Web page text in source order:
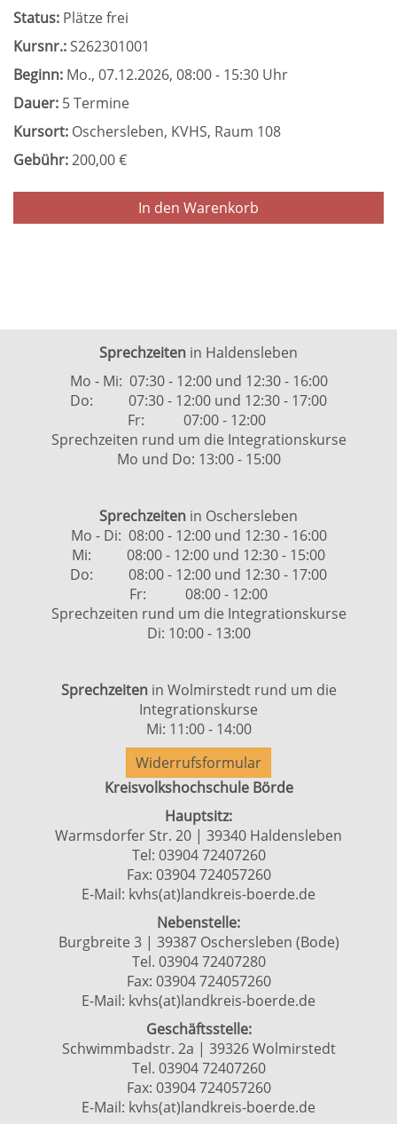
Status: Plätze frei
Kursnr.:S262301001
Beginn: Mo., 07.12.2026, 08:00 - 15:30 Uhr
Dauer: 5 Termine
Kursort: Oschersleben, KVHS, Raum 108
Gebühr:200,00 €
In den Warenkorb
Sprechzeiten in Haldensleben
Mo - Mi: 07:30 - 12:00 und 12:30 - 16:00
Do: 07:30 - 12:00 und 12:30 - 17:00
Fr: 07:00 - 12:00
Sprechzeiten rund um die Integrationskurse
Mo und Do: 13:00 - 15:00
Sprechzeiten in Oschersleben
Mo - Di: 08:00 - 12:00 und 12:30 - 16:00
Mi: 08:00 - 12:00 und 12:30 - 15:00
Do: 08:00 - 12:00 und 12:30 - 17:00
Fr: 08:00 - 12:00
Sprechzeiten rund um die Integrationskurse
Di: 10:00 - 13:00
Sprechzeiten in Wolmirstedt rund um die
Integrationskurse
Mi: 11:00 - 14:00
Widerrufsformular
Kreisvolkshochschule Börde
Hauptsitz:
Warmsdorfer Str. 20 | 39340 Haldensleben
Tel: 03904 72407260
Fax: 03904 724057260
E-Mail: kvhs(at)landkreis-boerde.de
Nebenstelle:
Burgbreite 3 | 39387 Oschersleben (Bode)
Tel. 03904 72407280
Fax: 03904 724057260
E-Mail: kvhs(at)landkreis-boerde.de
Geschäftsstelle:
Schwimmbadstr. 2a | 39326 Wolmirstedt
Tel. 03904 72407260
Fax: 03904 724057260
E-Mail: kvhs(at)landkreis-boerde.de